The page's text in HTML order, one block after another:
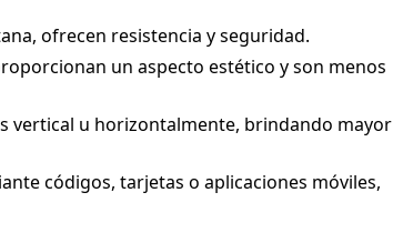
ofrecen resistencia y seguridad.
un aspecto estético y son menos
vertical u horizontalmente, brindando mayor
códigos, tarjetas o aplicaciones móviles,